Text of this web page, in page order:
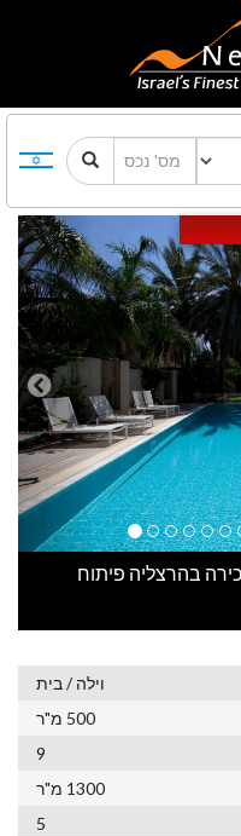
Previous
וילה / בית
500 מ"ר
9
1300 מ"ר
5